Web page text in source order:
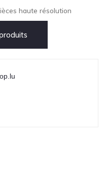
haute résolution